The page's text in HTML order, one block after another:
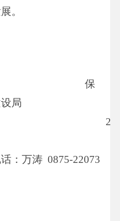
。
保
局
2
：万涛 0875-22073